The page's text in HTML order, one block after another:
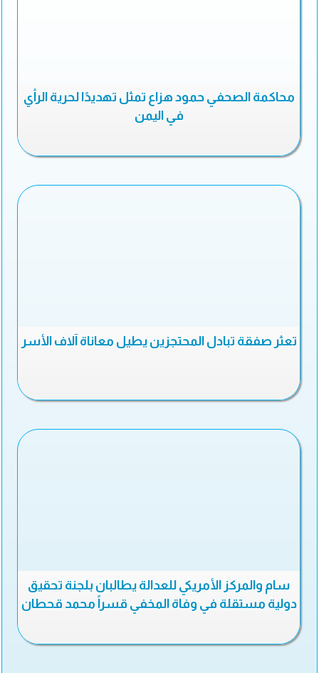
محاكمة الصحفي حمود هزاع تمثل تهديدًا لحرية الرأي
في اليمن
تعثر صفقة تبادل المحتجزين يطيل معاناة آلاف الأسر
سام والمركز الأمريكي للعدالة يطالبان بلجنة تحقيق
دولية مستقلة في وفاة المخفي قسراً محمد قحطان